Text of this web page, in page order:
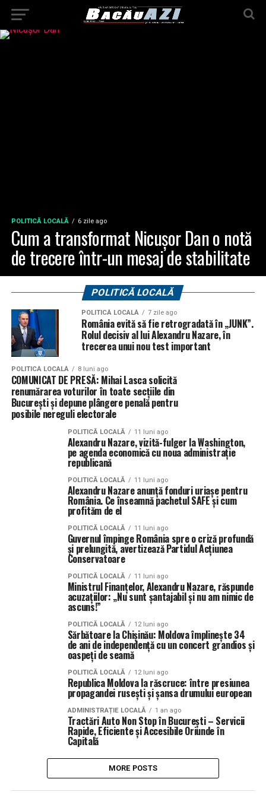
POLITICĂ LOCALĂ 6 zile ago
Cum a transformat Nicușor Dan o notă
de trecere într-un mesaj de stabilitate
POLITICĂ LOCALĂ
POLITICĂ LOCALĂ 7 zile ago
România evită să fie retrogradată în „JUNK”.
Rolul decisiv al lui Alexandru Nazare, în
trecerea unui nou test important
POLITICĂ LOCALĂ 8 luni ago
COMUNICAT DE PRESĂ: Mihai Lasca solicită
renumărarea voturilor în toate secțiile din
București și depune plângere penală pentru
posibile nereguli electorale
POLITICĂ LOCALĂ 11 luni ago
Alexandru Nazare, vizită-fulger la Washington,
pe agenda economică cu noua administrație
republicană
POLITICĂ LOCALĂ 11 luni ago
Alexandru Nazare anunță fonduri uriașe pentru
România. Ce înseamnă pachetul SAFE și cum
profităm de el
POLITICĂ LOCALĂ 11 luni ago
Guvernul împinge România spre o criză profundă
și prelungită, avertizează Partidul Acțiunea
Conservatoare
POLITICĂ LOCALĂ 11 luni ago
Ministrul Finanțelor, Alexandru Nazare, răspunde
acuzațiilor: „Nu sunt șantajabil și nu am nimic de
ascuns!”
POLITICĂ LOCALĂ 12 luni ago
Sărbătoare la Chișinău: Moldova împlinește 34
de ani de independență cu un concert grandios și
oaspeți de seamă
POLITICĂ LOCALĂ 12 luni ago
Republica Moldova la răscruce: între presiunea
propagandei rusești și șansa drumului european
ADMINISTRAȚIE LOCALĂ 1 an ago
Tractări Auto Non Stop în București – Servicii
Rapide, Eficiente și Accesibile Oriunde în
Capitală
MORE POSTS